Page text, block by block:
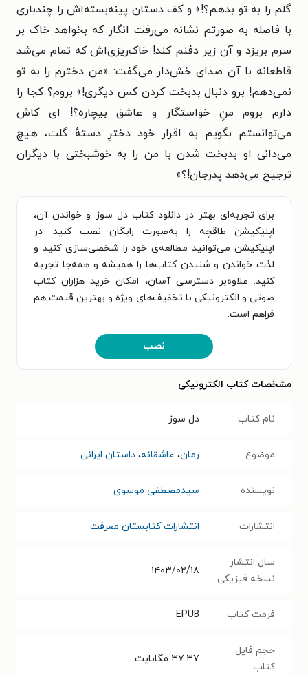
گلم را به تو بدهم؟!» و کف دستان پینه‌بسته‌اش را چندباری
با فاصله به صورتم نشانه می‌رفت انگار که بخواهد خاک بر
سرم بریزد و آن زیر دفنم کند! خاک‌ریزی‌اش که تمام می‌شد
قاطعانه با آن صدای خش‌دار می‌گفت: «من دخترم را به تو
نمی‌دهم! برو دنبال بدبخت کردن کس دیگری!» بروم؟ کجا را
دارم بروم منِ خواستگار و عاشق بیچاره؟! ای کاش
می‌توانستم بگویم به اقرار خود دخترِ دستهٔ گلت، هیچ
می‌دانی او بدبخت شدن با من را به خوشبختی با دیگران
ترجیح می‌دهد پدرجان!؟»
برای تجربه‌ای بهتر در دانلود کتاب دل سوز و خواندن آن،
اپلیکیشن طاقچه را به‌صورت رایگان نصب کنید. در
اپلیکیشن می‌توانید مطالعه‌ی خود را شخصی‌سازی کنید و
لذت خواندن و شنیدن کتاب‌ها را همیشه و همه‌جا تجربه
کنید. علاوه‌بر دسترسی آسان، امکان خرید هزاران کتاب
صوتی و الکترونیکی با تخفیف‌های ویژه و بهترین قیمت هم
فراهم است.
نصب
مشخصات کتاب الکترونیکی
نام کتاب دل سوز
موضوع رمان، عاشقانه، داستان ایرانی
نویسنده سیدمصطفی موسوی
انتشارات انتشارات کتابستان معرفت
سال انتشار
نسخه فیزیکی
۱۴۰۳/۰۲/۱۸
فرمت کتاب EPUB
حجم فایل
کتاب
۳۷.۳۷ مگابایت